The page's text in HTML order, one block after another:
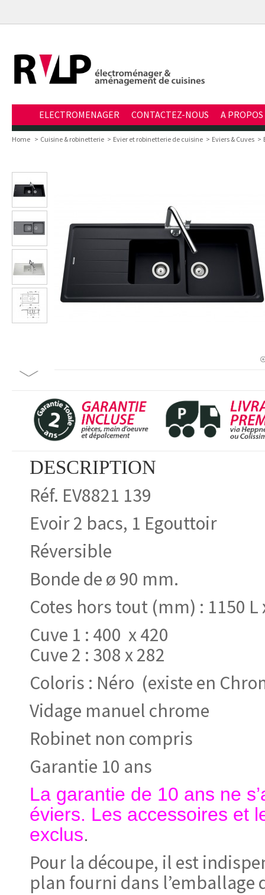
ELECTROMENAGER CONTACTEZ-NOUS A PROPOS
Home > Cuisine & robinetterie > Evier et robinetterie de cuisine > Eviers & Cuves >
DESCRIPTION
Réf. EV8821 139
Evoir 2 bacs, 1 Egouttoir
Réversible
Bonde de ø 90 mm.
Cotes hors tout (mm) : 1150 L
Cuve 1 : 400 x 420
Cuve 2 : 308 x 282
Coloris : Néro (existe en
Vidage manuel chrome
Robinet non compris
Garantie 10 ans
La garantie de 10 ans ne
éviers. Les accessoires et
exclus.
Pour la découpe, il est
plan fourni dans l’emballage